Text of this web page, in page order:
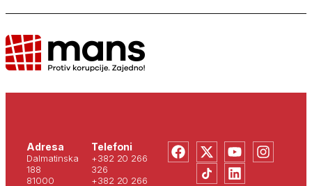
Adresa
Dalmatinska
188
81000
Telefoni
+382 20 266
326
+382 20 266